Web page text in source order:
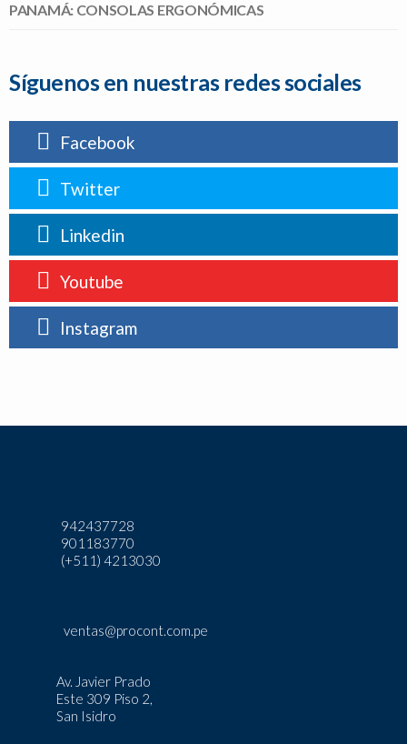
PANAMÁ: CONSOLAS ERGONÓMICAS
Síguenos en nuestras redes sociales
Facebook
Twitter
Linkedin
Youtube
Instagram
942437728
901183770
(+511) 4213030
ventas@procont.com.pe
Av. Javier Prado
Este 309 Piso 2,
San Isidro